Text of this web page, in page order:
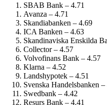
SBAB Bank – 4.71
Avanza – 4.71
Skandiabanken – 4.69
ICA Banken – 4.63
Skandinaviska Enskilda
Collector – 4.57
Volvofinans Bank – 4.57
Klarna – 4.52
Landshypotek – 4.51
Svenska Handelsbanken –
Swedbank – 4.42
Resurs Bank – 4.41